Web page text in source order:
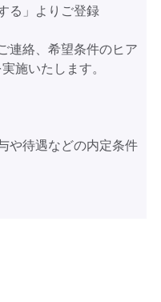
る」よりご登録
連絡、希望条件のヒア
施いたします。
や待遇などの内定条件